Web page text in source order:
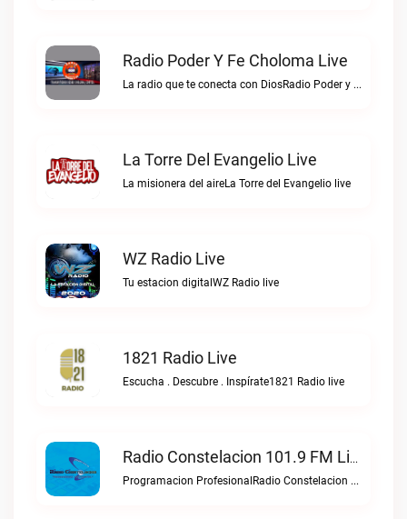
Radio Poder Y Fe Choloma Live
La radio que te conecta con DiosRadio Poder y Fe Choloma live
La Torre Del Evangelio Live
La misionera del aireLa Torre del Evangelio live
WZ Radio Live
Tu estacion digitalWZ Radio live
1821 Radio Live
Escucha . Descubre . Inspírate1821 Radio live
Radio Constelacion 101.9 FM Live
Programacion ProfesionalRadio Constelacion 101.9 FM live